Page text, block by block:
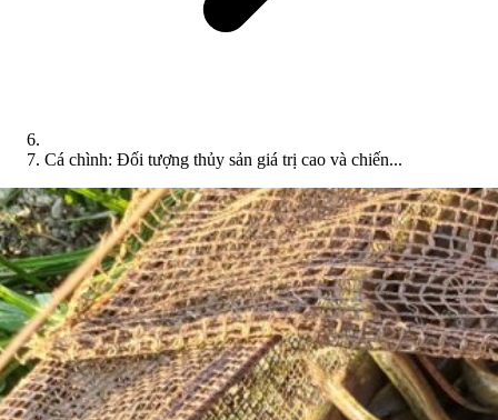
Cá chình: Đối tượng thủy sản giá trị cao và chiến...